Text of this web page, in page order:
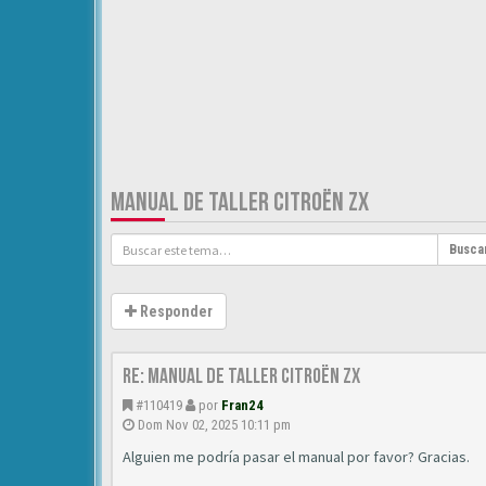
MANUAL DE TALLER CITROËN ZX
Responder
Re: Manual de Taller Citroën ZX
#110419 por Fran24
Dom Nov 02, 2025 10:11 pm
Alguien me podría pasar el manual por favor? Gracias.